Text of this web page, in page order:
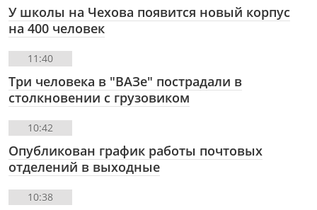
У школы на Чехова появится новый корпус
на 400 человек
11:40
Три человека в "ВАЗе" пострадали в
столкновении с грузовиком
10:42
Опубликован график работы почтовых
отделений в выходные
10:38